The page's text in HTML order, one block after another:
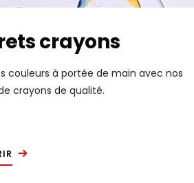
crayons
couleurs à portée de main avec nos
crayons de qualité.